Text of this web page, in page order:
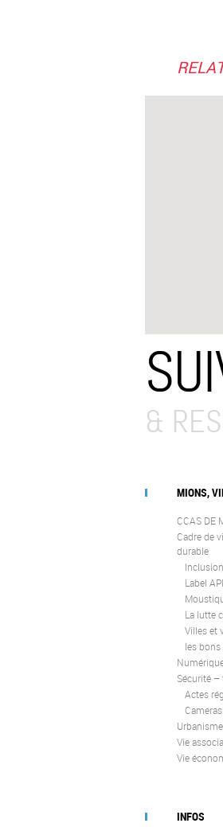
&
MIONS,
CCAS DE
Cadre de
durable
Label
La lutte
Villes et
les
Sécurité
Actes
Vie
Vie
INFOS